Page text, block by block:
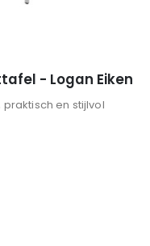
- Logan Eiken
en stijlvol